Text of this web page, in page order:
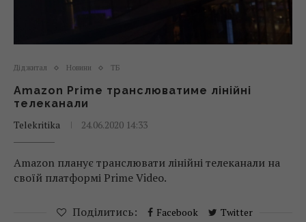
Діджитал Новини ТБ
Amazon Prime транслюватиме лінійні
телеканали
Telekritika
24.06.2020 14:33
Amazon планує транслювати лінійні телеканали на
своїй платформі Prime Video.
Поділитись: Facebook Twitter